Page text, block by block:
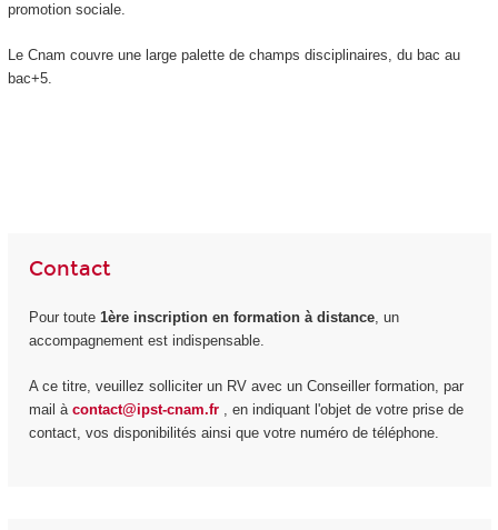
promotion sociale.
Le Cnam couvre une large palette de champs disciplinaires, du bac au
bac+5.
Contact
Pour toute 1ère inscription en formation à distance, un
accompagnement est indispensable.
A ce titre, veuillez solliciter un RV avec un Conseiller formation, par
mail à contact@ipst-cnam.fr, en indiquant l'objet de votre prise de
contact, vos disponibilités ainsi que votre numéro de téléphone.